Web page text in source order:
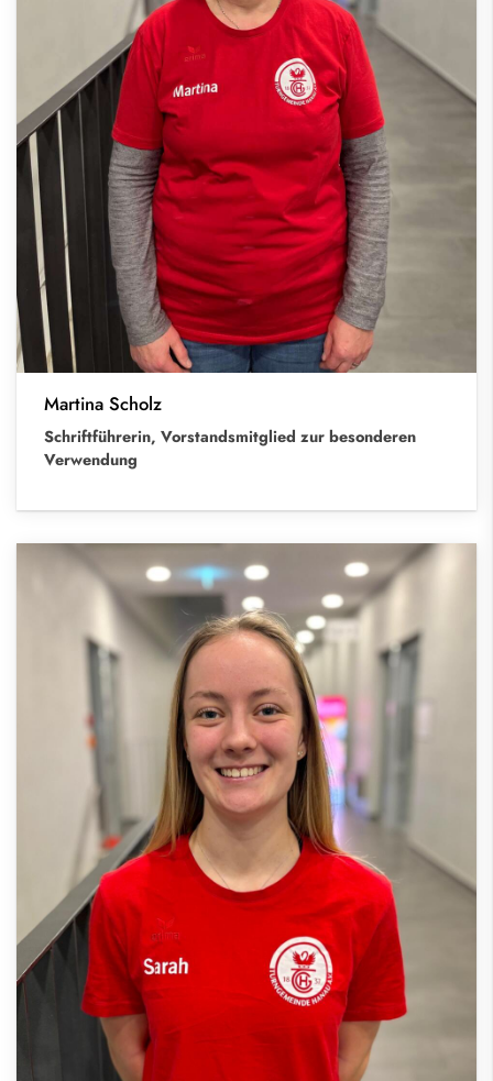
Martina Scholz
Schriftführerin, Vorstandsmitglied zur besonderen
Verwendung